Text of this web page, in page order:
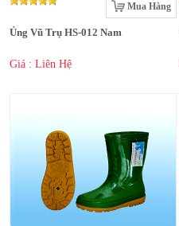
Mua Hàng
Ủng Vũ Trụ HS-012 Nam
Giá : Liên Hệ